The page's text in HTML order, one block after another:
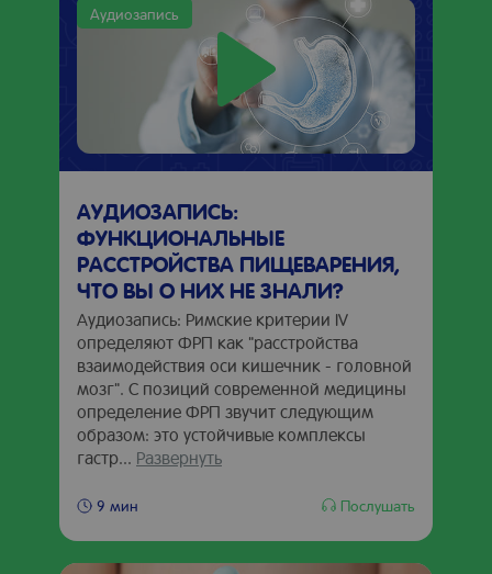
Аудиозапись
АУДИОЗАПИСЬ:
ФУНКЦИОНАЛЬНЫЕ
РАССТРОЙСТВА ПИЩЕВАРЕНИЯ,
ЧТО ВЫ О НИХ НЕ ЗНАЛИ?
Аудиозапись: Римские критерии IV
определяют ФРП как "расстройства
взаимодействия оси кишечник - головной
мозг". С позиций современной медицины
определение ФРП звучит следующим
образом: это устойчивые комплексы
гастр... Развернуть
9 мин Послушать